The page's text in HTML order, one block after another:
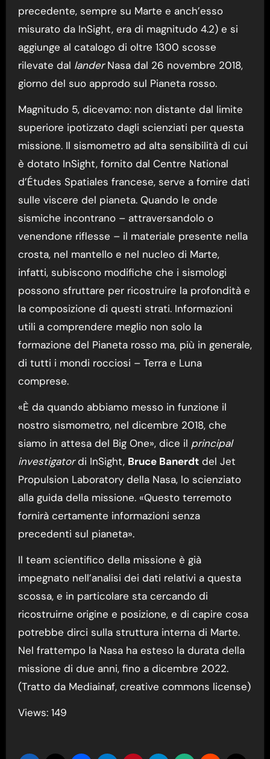
precedente, sempre su Marte e anch’esso
misurato da InSight, era di magnitudo 4.2) e si
aggiunge al catalogo di oltre 1300 scosse
rilevate dal landerNasa dal 26 novembre 2018,
giorno del suo approdo sul Pianeta rosso.
Magnitudo 5, dicevamo: non distante dal limite
superiore ipotizzato dagli scienziati per questa
missione. Il sismometro ad alta sensibilità di cui
è dotato InSight, fornito dal Centre National
d’Études Spatiales francese, serve a fornire dati
sulle viscere del pianeta. Quando le onde
sismiche incontrano – attraversandolo o
venendone riflesse – il materiale presente nella
crosta, nel mantello e nel nucleo di Marte,
infatti, subiscono modifiche che i sismologi
possono sfruttare per ricostruire la profondità e
la composizione di questi strati. Informazioni
utili a comprendere meglio non solo la
formazione del Pianeta rosso ma, più in generale,
di tutti i mondi rocciosi – Terra e Luna
comprese.
«È da quando abbiamo messo in funzione il
nostro sismometro, nel dicembre 2018, che
siamo in attesa del Big One», dice il principal
investigatordi InSight, Bruce Banerdtdel Jet
Propulsion Laboratory della Nasa, lo scienziato
alla guida della missione. «Questo terremoto
fornirà certamente informazioni senza
precedenti sul pianeta».
Il team scientifico della missione è già
impegnato nell’analisi dei dati relativi a questa
scossa, e in particolare sta cercando di
ricostruirne origine e posizione, e di capire cosa
potrebbe dirci sulla struttura interna di Marte.
Nel frattempo la Nasa ha esteso la durata della
missione di due anni, fino a dicembre 2022.
(Tratto da Mediainaf, creative commons license)
Views: 149